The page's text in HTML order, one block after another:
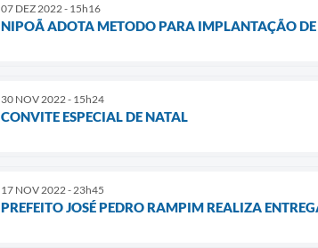
07 DEZ 2022 - 15h16
NIPOÃ ADOTA METODO PARA IMPLANTAÇÃO DE
30 NOV 2022 - 15h24
CONVITE ESPECIAL DE NATAL
17 NOV 2022 - 23h45
PREFEITO JOSÉ PEDRO RAMPIM REALIZA